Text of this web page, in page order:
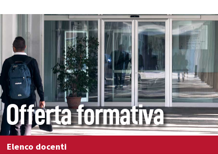
Offerta formativa
Elenco docenti